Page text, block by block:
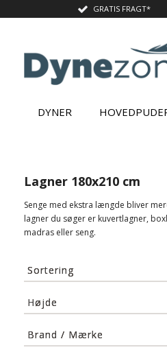
GRATIS FRAGT*
DYNER
Lagner 180x210 cm
Senge med ekstra længde bliver
lagner du søger er kuvertlagner,
madras eller seng.
Sortering
Pris stigende
Nyeste
Højde
21-39 cm
Brand / Mærke